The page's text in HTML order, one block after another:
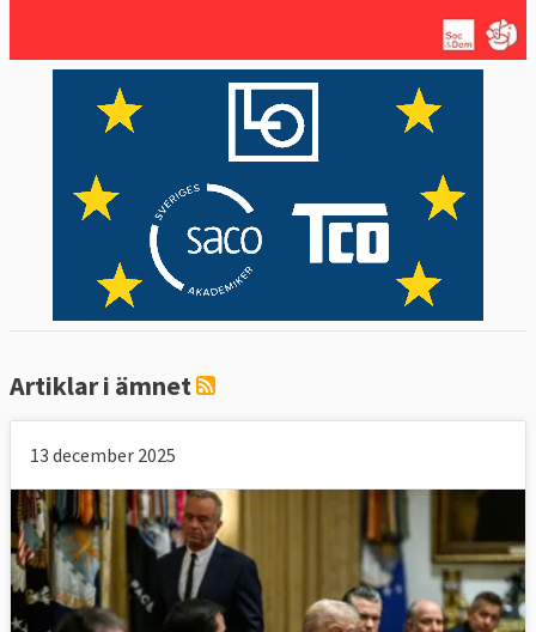
Artiklar i ämnet
13 december 2025